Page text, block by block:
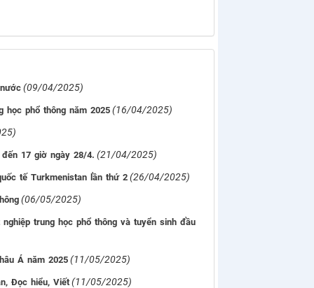
(09/04/2025)
phổ thông năm 2025 (16/04/2025)
17 giờ ngày 28/4. (21/04/2025)
tế Turkmenistan lần thứ 2 (26/04/2025)
(06/05/2025)
trung học phổ thông và tuyển sinh đầu
Á năm 2025 (11/05/2025)
Đọc hiểu, Viết (11/05/2025)